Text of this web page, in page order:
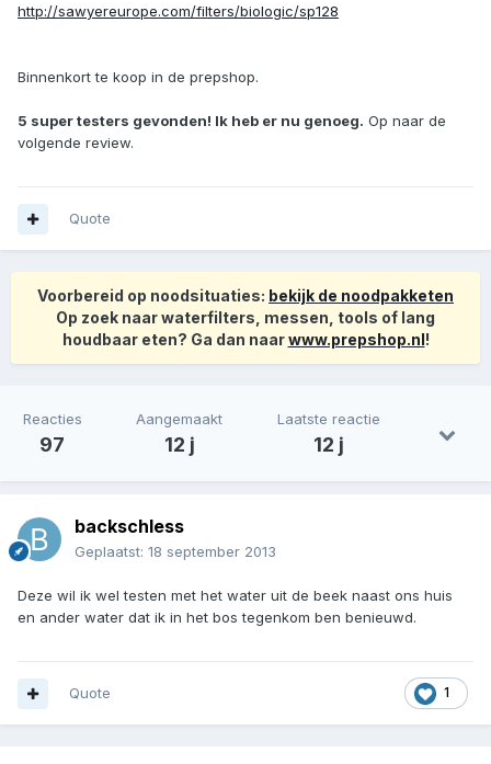
http://sawyereurope.com/filters/biologic/sp128
Binnenkort te koop in de prepshop.
5 super testers gevonden! Ik heb er nu genoeg. Op naar de
volgende review.
Quote
Voorbereid op noodsituaties: bekijk de noodpakketen
Op zoek naar waterfilters, messen, tools of lang
houdbaar eten? Ga dan naarwww.prepshop.nl!
Reacties
97
Aangemaakt
12 j
Laatste reactie
12 j
backschless
Geplaatst: 18 september 2013
Deze wil ik wel testen met het water uit de beek naast ons huis
en ander water dat ik in het bos tegenkom ben benieuwd.
1
Quote